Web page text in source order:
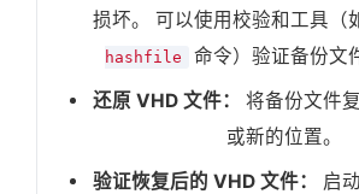
损坏。 可以使用校验和工具（
hashfile
命令）验证备份文
还原 VHD 文件：
将备份文件
或新的位置。
验证恢复后的 VHD 文件：
启